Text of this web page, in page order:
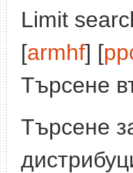
Limit
[armhf] [
Търсене
Търсене